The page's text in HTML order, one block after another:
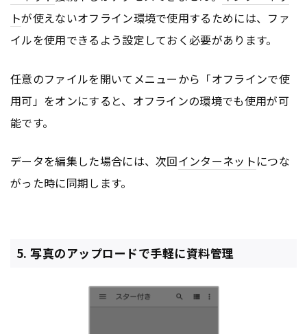
トが使えないオフライン環境で使用するためには、ファ
イルを使用できるよう設定しておく必要があります。
任意のファイルを開いてメニューから「オフラインで使
用可」をオンにすると、オフラインの環境でも使用が可
能です。
データを編集した場合には、次回インターネットにつな
がった時に同期します。
5. 写真のアップロードで手軽に資料管理